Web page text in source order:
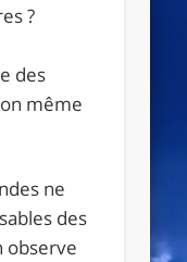
?
des
même
ne
des
observe